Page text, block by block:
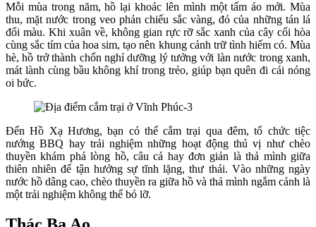
Mỗi mùa trong năm, hồ lại khoác lên mình một tấm áo mới. Mùa
thu, mặt nước trong veo phản chiếu sắc vàng, đỏ của những tán lá
đổi màu. Khi xuân về, không gian rực rỡ sắc xanh của cây cối hòa
cùng sắc tím của hoa sim, tạo nên khung cảnh trữ tình hiếm có. Mùa
hè, hồ trở thành chốn nghỉ dưỡng lý tưởng với làn nước trong xanh,
mát lành cùng bầu không khí trong trẻo, giúp bạn quên đi cái nóng
oi bức.
Đến Hồ Xạ Hương, bạn có thể cắm trại qua đêm, tổ chức tiệc
nướng BBQ hay trải nghiệm những hoạt động thú vị như chèo
thuyền khám phá lòng hồ, câu cá hay đơn giản là thả mình giữa
thiên nhiên để tận hưởng sự tĩnh lặng, thư thái. Vào những ngày
nước hồ dâng cao, chèo thuyền ra giữa hồ và thả mình ngắm cảnh là
một trải nghiệm không thể bỏ lỡ.